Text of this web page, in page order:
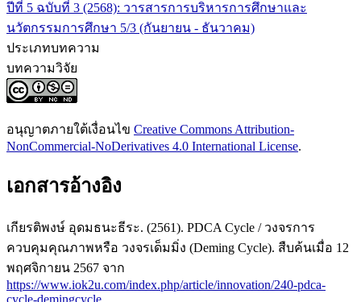
ปีที่ 5 ฉบับที่ 3 (2568): วารสารการบริหารการศึกษาและ
นวัตกรรมการศึกษา 5/3 (กันยายน - ธันวาคม)
ประเภทบทความ
บทความวิจัย
อนุญาตภายใต้เงื่อนไข Creative Commons Attribution-
NonCommercial-NoDerivatives 4.0 International License.
เอกสารอ้างอิง
เกียรติพงษ์ อุดมธนะธีระ. (2561). PDCA Cycle / วงจรการ
ควบคุมคุณภาพหรือ วงจรเด็มมิ่ง (Deming Cycle). สืบค้นเมื่อ 12
พฤศจิกายน 2567 จาก
https://www.iok2u.com/index.php/article/innovation/240-pdca-
cycle-demingcycle